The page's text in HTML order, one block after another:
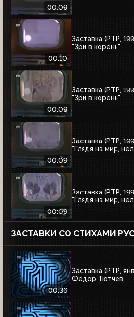
00:09
00:10
Заставка (РТР,
"Зри в корень"
00:09
Заставка (РТР,
"Зри в корень"
00:09
Заставка (РТР,
"Глядя на мир,
00:09
Заставка (РТР,
"Глядя на мир,
ЗАСТАВКИ СО СТИХАМИ
00:36
Заставка (РТР,
Фёдор Тютчев